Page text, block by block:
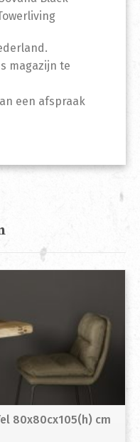
magazijn te
een afspraak
80x80cx105(h) cm